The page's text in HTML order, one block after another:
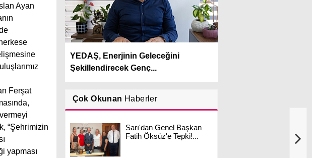
Ayan
Ferşat
“Şehrimizin
yapması
YEDAŞ, Enerjinin Geleceğini
Şekillendirecek Genç...
Çok Okunan Haberler
Sarı'dan Genel Başkan
Fatih Öksüz'e Tepki!...